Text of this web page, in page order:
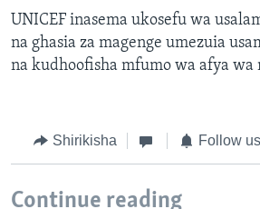
UNICEF inasema ukosefu wa
na ghasia za magenge umezuia
na kudhoofisha mfumo wa afya wa
Shirikisha Follow us
Continue reading